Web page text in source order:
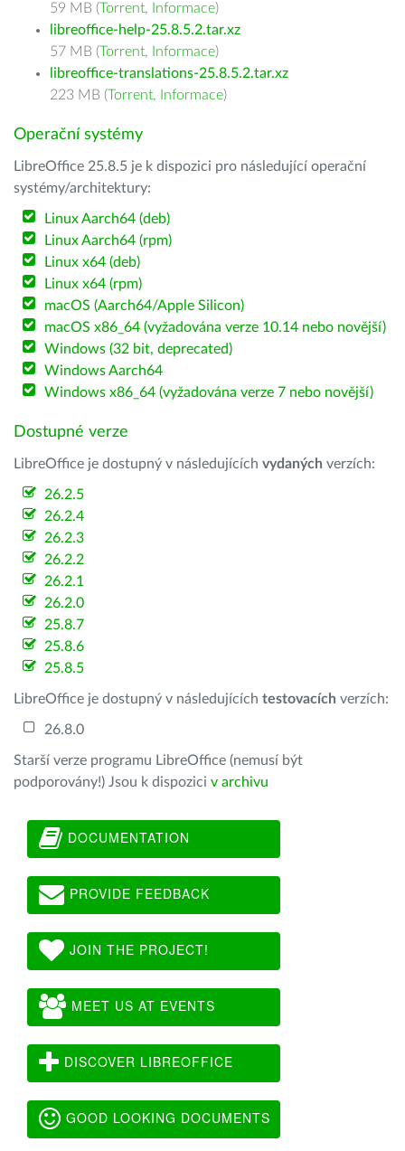
59 MB (Torrent, Informace)
libreoffice-help-25.8.5.2.tar.xz
57 MB (Torrent, Informace)
libreoffice-translations-25.8.5.2.tar.xz
223 MB (Torrent, Informace)
Operační systémy
LibreOffice 25.8.5 je k dispozici pro následující operační
systémy/architektury:
Linux Aarch64 (deb)
Linux Aarch64 (rpm)
Linux x64 (deb)
Linux x64 (rpm)
macOS (Aarch64/Apple Silicon)
macOS x86_64 (vyžadována verze 10.14 nebo novější)
Windows (32 bit, deprecated)
Windows Aarch64
Windows x86_64 (vyžadována verze 7 nebo novější)
Dostupné verze
LibreOffice je dostupný v následujících vydaných verzích:
26.2.5
26.2.4
26.2.3
26.2.2
26.2.1
26.2.0
25.8.7
25.8.6
25.8.5
LibreOffice je dostupný v následujících testovacích verzích:
26.8.0
Starší verze programu LibreOffice (nemusí být
podporovány!) Jsou k dispozici v archivu
DOCUMENTATION
PROVIDE FEEDBACK
JOIN THE PROJECT!
MEET US AT EVENTS
DISCOVER LIBREOFFICE
GOOD LOOKING DOCUMENTS